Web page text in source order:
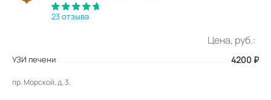
23 отзыва
Цена, руб.:
УЗИ печени 4200 ₽
пр. Морской, д. 3.